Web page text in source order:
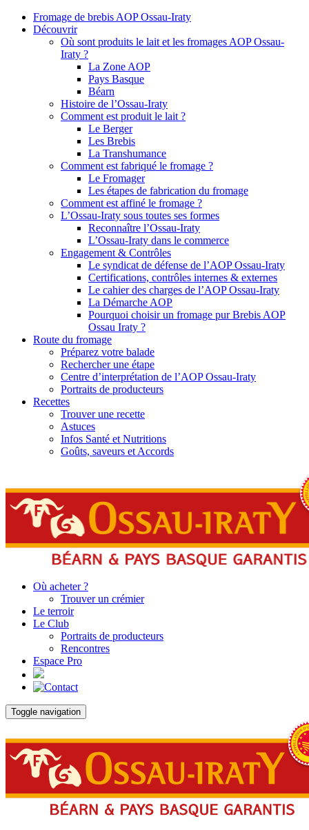
Fromage de brebis AOP Ossau-Iraty
Découvrir
Où sont produits le lait et les fromages AOP Ossau-
Iraty ?
La Zone AOP
Pays Basque
Béarn
Histoire de l’Ossau-Iraty
Comment est produit le lait ?
Le Berger
Les Brebis
La Transhumance
Comment est fabriqué le fromage ?
Le Fromager
Les étapes de fabrication du fromage
Comment est affiné le fromage ?
L’Ossau-Iraty sous toutes ses formes
Reconnaître l’Ossau-Iraty
L’Ossau-Iraty dans le commerce
Engagement & Contrôles
Le syndicat de défense de l’AOP Ossau-Iraty
Certifications, contrôles internes & externes
Le cahier des charges de l’AOP Ossau-Iraty
La Démarche AOP
Pourquoi choisir un fromage pur Brebis AOP
Ossau Iraty ?
Route du fromage
Préparez votre balade
Rechercher une étape
Centre d’interprétation de l’AOP Ossau-Iraty
Portraits de producteurs
Recettes
Trouver une recette
Astuces
Infos Santé et Nutritions
Goûts, saveurs et Accords
Où acheter ?
Trouver un crémier
Le terroir
Le Club
Portraits de producteurs
Rencontres
Espace Pro
Toggle navigation